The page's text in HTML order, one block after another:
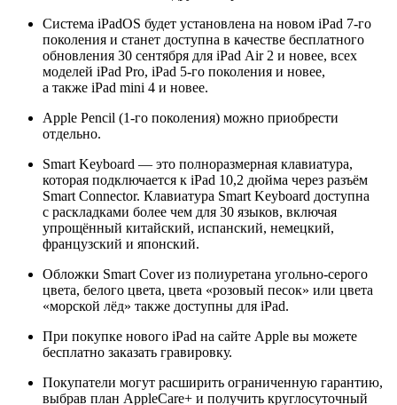
Система iPadOS будет установлена на новом iPad 7‑го
поколения и станет доступна в качестве бесплатного
обновления 30 сентября для iPad Air 2 и новее, всех
моделей iPad Pro, iPad 5‑го поколения и новее,
а также iPad mini 4 и новее.
Apple Pencil (1-го поколения) можно приобрести
отдельно.
Smart Keyboard — это полноразмерная клавиатура,
которая подключается к iPad 10,2 дюйма через разъём
Smart Connector. Клавиатура Smart Keyboard доступна
с раскладками более чем для 30 языков, включая
упрощённый китайский, испанский, немецкий,
французский и японский.
Обложки Smart Cover из полиуретана угольно-серого
цвета, белого цвета, цвета «‎розовый песок»‎ или цвета
«морской лёд» также доступны для iPad.
При покупке нового iPad на сайте Apple вы можете
бесплатно заказать гравировку.
Покупатели могут расширить ограниченную гарантию,
выбрав план AppleCare+ и получить круглосуточный